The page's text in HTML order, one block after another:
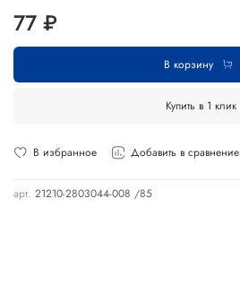
В избранное Добавить в сравнение
арт. 21210-2803044-008 /85
77 ₽
В корзину
Купить в 1 клик